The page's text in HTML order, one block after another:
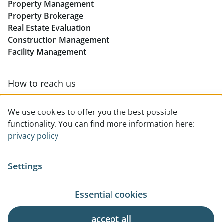
Retail in Linz
Property Management
Property Brokerage
Real Estate Evaluation
Construction Management
Facility Management
How to reach us
Terms Of Use
We use cookies to offer you the best possible
functionality. You can find more information here:
privacy policy
Settings
Essential cookies
accept all